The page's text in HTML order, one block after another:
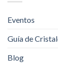
Eventos
Guía de
Blog